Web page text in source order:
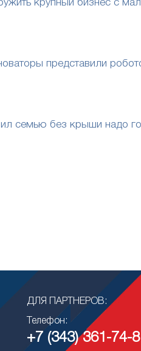
крупный бизнес с
представили
семью без крыши надо
ДЛЯ ПАРТНЕРОВ:
Телефон:
+7 (343) 361-74-